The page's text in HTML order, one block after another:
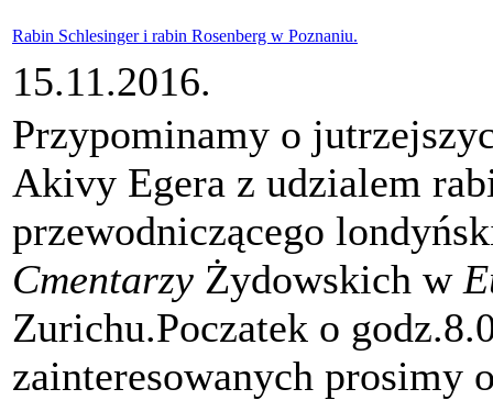
Rabin Schlesinger i rabin Rosenberg w Poznaniu.
15.11.2016.
Przypominamy o
Akivy Egera z udzialem
przewodniczącego
Cmentarzy Żydowskich w
Zurichu.Poczatek o
zainteresowanych prosimy